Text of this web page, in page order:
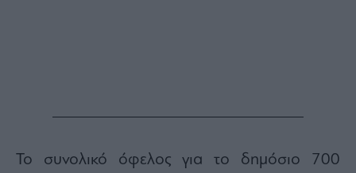
Το συνολικό όφελος για το δημόσιο 700